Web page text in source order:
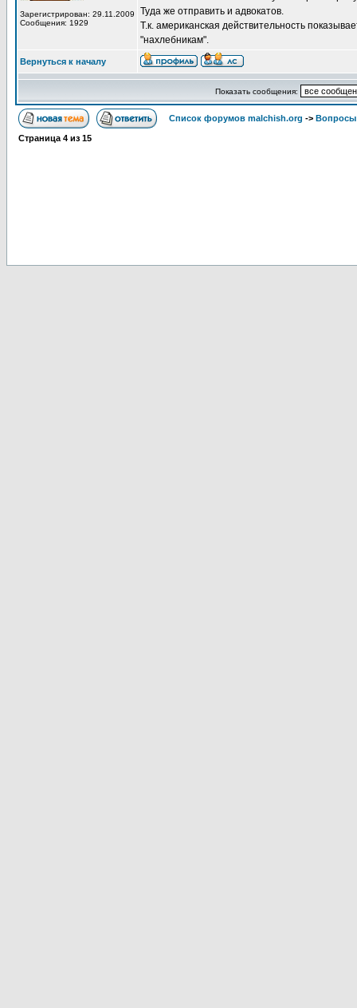
Зарегистрирован: 29.11.2009
Сообщения: 1929
Туда же отправить и адвокатов.
Т.к. американская действительность
"нахлебникам".
Вернуться к началу
Показать сообщения:
Список форумов malchish.org -> Вопросы
Страница 4 из 15